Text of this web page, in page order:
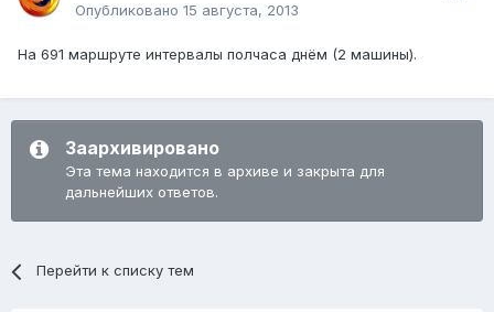
Опубликовано 15 августа, 2013
На 691 маршруте интервалы полчаса днём (2 машины).
Заархивировано
Эта тема находится в архиве и закрыта для
дальнейших ответов.
Перейти к списку тем